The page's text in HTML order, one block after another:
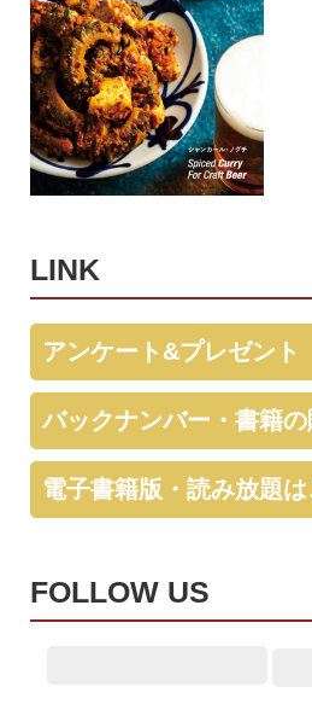
LINK
アンケート&プレゼント
バックナンバー・書籍の
電子書籍版・読み放題は
FOLLOW US